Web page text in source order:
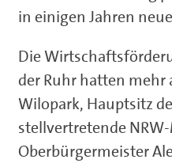
in einigen Jahren
Die
der Ruhr hatten mehr
Wilopark, Hauptsitz
stellvertretende
Oberbürgermeister